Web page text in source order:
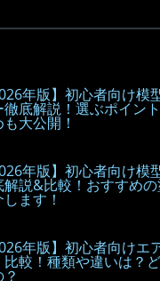
年版】初心者向け模
徹底解説！選ぶポイン
大公開！
年版】初心者向け模
解説&比較！おすすめ
ます！
年版】初心者向けエ
比較！種類や違いは？